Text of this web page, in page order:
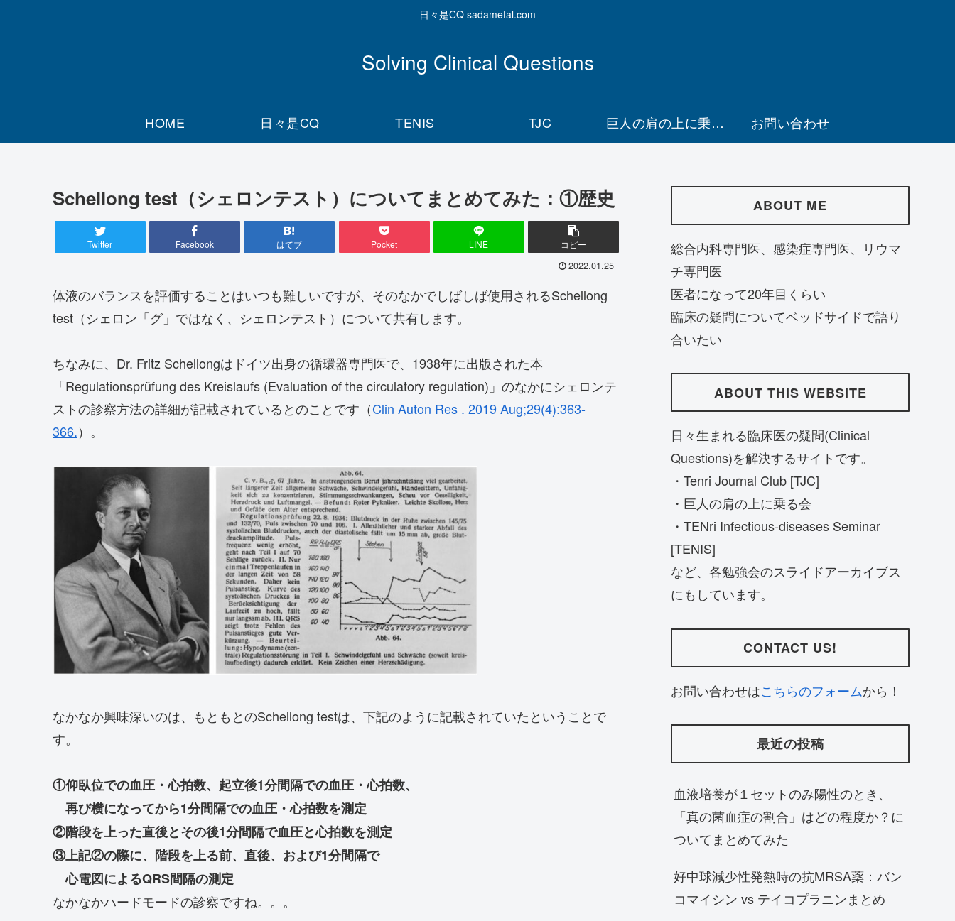
日々是CQ sadametal.com
Solving Clinical Questions
HOME 日々是CQ TENIS TJC 巨人の肩の上に乗る お問い合わせ
Schellong test（シェロンテスト）についてまとめてみた：①歴史
Twitter Facebook はてブ Pocket LINE コピー
2022.01.25
体液のバランスを評価することはいつも難しいですが、そのなかでしばしば使用されるSchellong
test（シェロン「グ」ではなく、シェロンテスト）について共有します。
ちなみに、Dr. Fritz Schellongはドイツ出身の循環器専門医で、1938年に出版された本
「Regulationsprüfung des Kreislaufs (Evaluation of the circulatory regulation)」のなかにシェロンテ
ストの診察方法の詳細が記載されているとのことです（Clin Auton Res . 2019 Aug;29(4):363-
366.）。
なかなか興味深いのは、もともとのSchellong testは、下記のように記載されていたということで
す。
①仰臥位での血圧・心拍数、起立後1分間隔での血圧・心拍数、
再び横になってから1分間隔での血圧・心拍数を測定
②階段を上った直後とその後1分間隔で血圧と心拍数を測定
③上記②の際に、階段を上る前、直後、および1分間隔で
心電図によるQRS間隔の測定
なかなかハードモードの診察ですね。。。
ABOUT ME
総合内科専門医、感染症専門医、リウマ
チ専門医
医者になって20年目くらい
臨床の疑問についてベッドサイドで語り
合いたい
ABOUT THIS WEBSITE
日々生まれる臨床医の疑問(Clinical
Questions)を解決するサイトです。
・Tenri Journal Club [TJC]
・巨人の肩の上に乗る会
・TENri Infectious-diseases Seminar
[TENIS]
など、各勉強会のスライドアーカイブス
にもしています。
CONTACT US!
お問い合わせはこちらのフォームから！
最近の投稿
血液培養が１セットのみ陽性のとき、
「真の菌血症の割合」はどの程度か？に
ついてまとめてみた
好中球減少性発熱時の抗MRSA薬：バン
コマイシン vs テイコプラニンまとめ